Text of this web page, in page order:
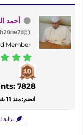
أحمد
(@ah20me7d)
Member
7828
انضم: منذ 11 شهر